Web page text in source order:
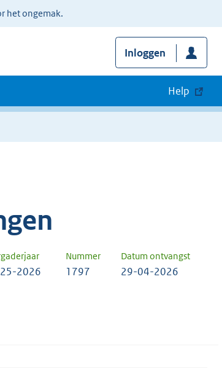
het ongemak.
Inloggen
Help
Nummer Datum ontvangst
2026 1797 29-04-2026